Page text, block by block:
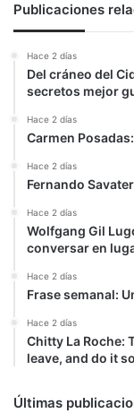
Publicaciones
Hace 2 días
Del cráneo del
secretos mejor
Hace 2 días
Carmen
Hace 2 días
Fernando
Hace 2 días
Wolfgang Gil
conversar en
Hace 2 días
Frase semanal:
Hace 2 días
Chitty La Roche:
leave, and do it
Últimas